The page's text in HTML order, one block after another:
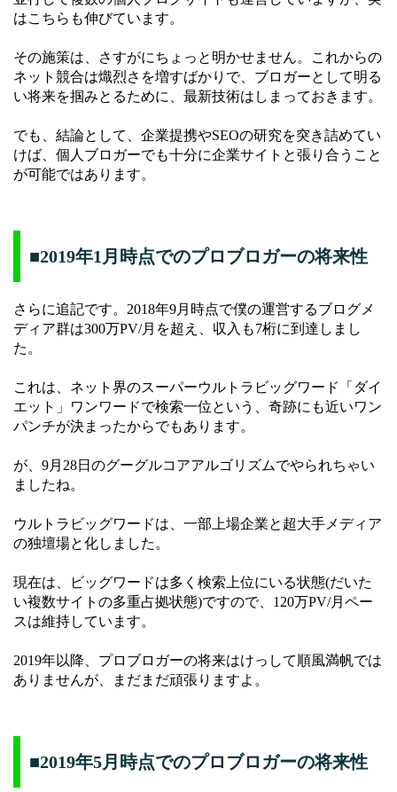
はこちらも伸びています。
その施策は、さすがにちょっと明かせません。これからの
ネット競合は熾烈さを増すばかりで、ブロガーとして明る
い将来を掴みとるために、最新技術はしまっておきます。
でも、結論として、企業提携やSEOの研究を突き詰めてい
けば、個人ブロガーでも十分に企業サイトと張り合うこと
が可能ではあります。
■2019年1月時点でのプロブロガーの将来性
さらに追記です。2018年9月時点で僕の運営するブログメ
ディア群は300万PV/月を超え、収入も7桁に到達しまし
た。
これは、ネット界のスーパーウルトラビッグワード「ダイ
エット」ワンワードで検索一位という、奇跡にも近いワン
パンチが決まったからでもあります。
が、9月28日のグーグルコアアルゴリズムでやられちゃい
ましたね。
ウルトラビッグワードは、一部上場企業と超大手メディア
の独壇場と化しました。
現在は、ビッグワードは多く検索上位にいる状態(だいた
い複数サイトの多重占拠状態)ですので、120万PV/月ペー
スは維持しています。
2019年以降、プロブロガーの将来はけっして順風満帆では
ありませんが、まだまだ頑張りますよ。
■2019年5月時点でのプロブロガーの将来性